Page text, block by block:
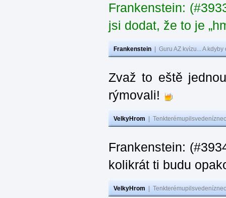
Frankenstein:
jsi dodat, že to je
Frankenstein Guru AZ kvízu... A
Zvaž to eště
rýmovali!
VelkyHrom
Frankenstein:
kolikrát ti budu
VelkyHrom